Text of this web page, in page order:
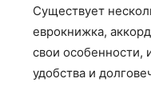
Существует
еврокнижка,
свои особенности,
удобства и